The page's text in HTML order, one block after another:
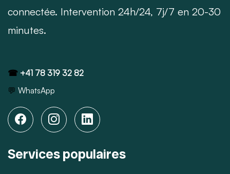
connectée. Intervention 24h/24, 7j/7 en 20-30
minutes.
☎ +41 78 319 32 82
💬 WhatsApp
Services populaires